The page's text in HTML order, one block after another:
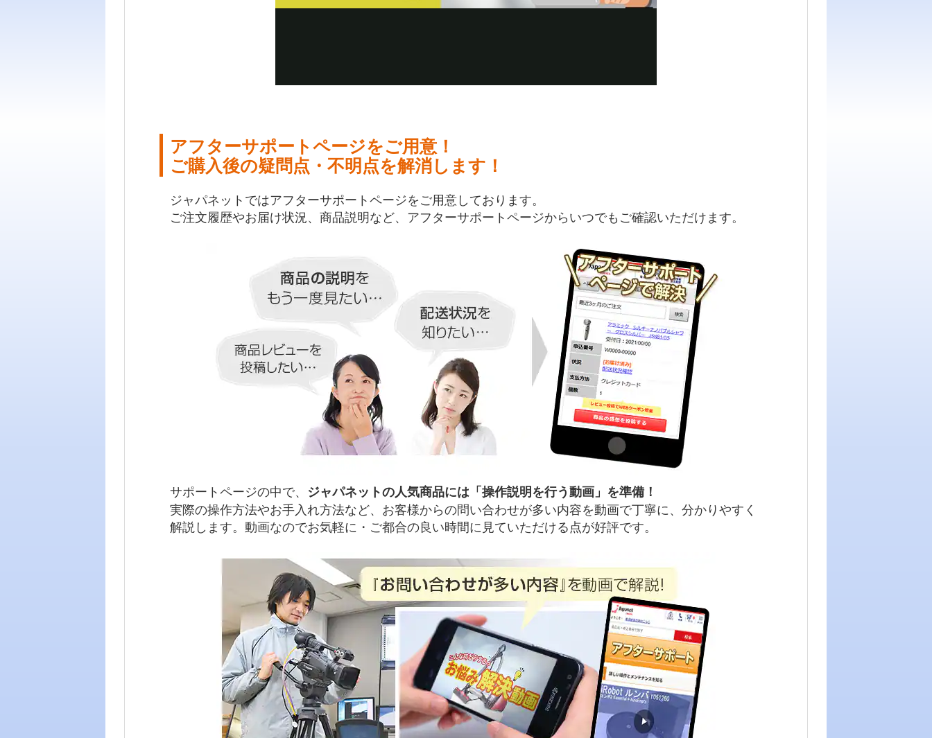
アフターサポートページをご用意！
ご購入後の疑問点・不明点を解消します！
ジャパネットではアフターサポートページをご用意しております。
ご注文履歴やお届け状況、商品説明など、アフターサポートページからいつでもご確認いただけます。
サポートページの中で、 ジャパネットの人気商品には「操作説明を行う動画」を準備！
実際の操作方法やお手入れ方法など、お客様からの問い合わせが多い内容を動画で丁寧に、分かりやすく
解説します。動画なのでお気軽に・ご都合の良い時間に見ていただける点が好評です。